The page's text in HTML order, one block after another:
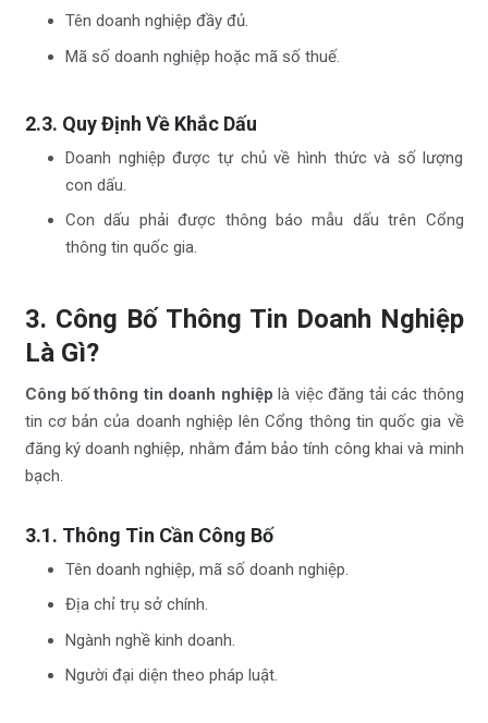
Tên doanh nghiệp đầy đủ.
Mã số doanh nghiệp hoặc mã số thuế.
2.3. Quy Định Về Khắc Dấu
Doanh nghiệp được tự chủ về hình thức và số lượng
con dấu.
Con dấu phải được thông báo mẫu dấu trên Cổng
thông tin quốc gia.
3. Công Bố Thông Tin Doanh Nghiệp
Là Gì?
Công bố thông tin doanh nghiệp là việc đăng tải các thông
tin cơ bản của doanh nghiệp lên Cổng thông tin quốc gia về
đăng ký doanh nghiệp, nhằm đảm bảo tính công khai và minh
bạch.
3.1. Thông Tin Cần Công Bố
Tên doanh nghiệp, mã số doanh nghiệp.
Địa chỉ trụ sở chính.
Ngành nghề kinh doanh.
Người đại diện theo pháp luật.